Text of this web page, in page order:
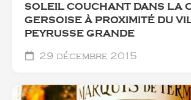
SOLEIL COUCHANT DANS LA
GERSOISE À PROXIMITÉ DU
PEYRUSSE GRANDE
29 décembre 2015